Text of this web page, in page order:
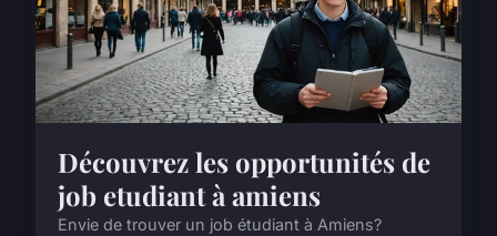
Découvrez les opportunités de
job etudiant à amiens
Envie de trouver un job étudiant à Amiens?